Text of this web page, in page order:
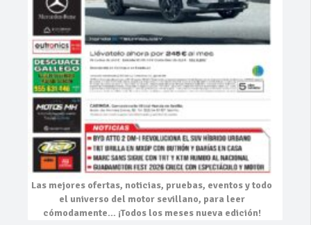
Las mejores ofertas, noticias, pruebas, eventosy todo
el universo del motor sevillano, para leer
cómodamente… ¡Todos los meses nueva edición!